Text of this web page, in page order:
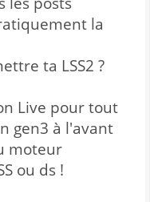
la
ta LSS2 ?
Live pour tout
gen3 à l'avant
moteur
ou ds !